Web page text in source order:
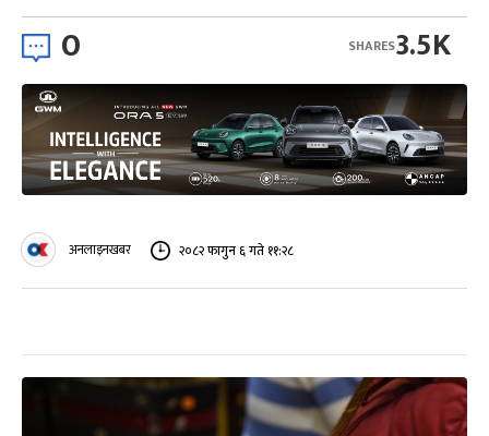
0 3.5K
SHARES
अनलाइनखबर २०८२ फागुन ६ गते ११:२८